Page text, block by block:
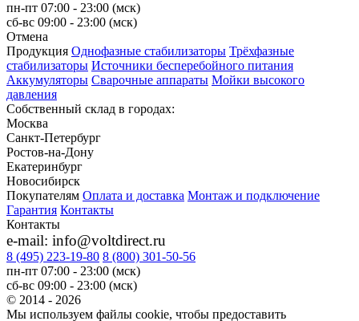
пн-пт 07:00 - 23:00 (мск)
сб-вс 09:00 - 23:00 (мск)
Отмена
Продукция Однофазные стабилизаторы Трёхфазные
стабилизаторы Источники бесперебойного питания
Аккумуляторы Сварочные аппараты Мойки высокого
давления
Собственный склад в городах:
Москва
Санкт-Петербург
Ростов-на-Дону
Екатеринбург
Новосибирск
Покупателям Оплата и доставка Монтаж и подключение
Гарантия Контакты
Контакты
e-mail: info@voltdirect.ru
8 (495) 223-19-80 8 (800) 301-50-56
пн-пт 07:00 - 23:00 (мск)
сб-вс 09:00 - 23:00 (мск)
© 2014 - 2026
Мы используем файлы cookie, чтобы предоставить